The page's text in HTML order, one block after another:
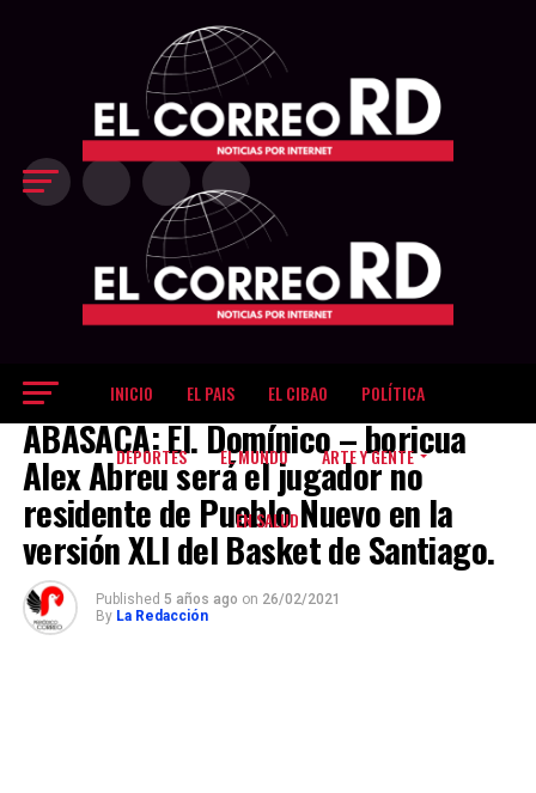
INICIO EL PAIS EL CIBAO POLÍTICA
DEPORTES EL MUNDO ARTE Y GENTE
EN SALUD
DEPORTES
ABASACA: El. Domínico – boricua
Alex Abreu será el jugador no
residente de Pueblo Nuevo en la
versión XLI del Basket de Santiago.
Published 5 años ago on 26/02/2021
By La Redacción
Exit mobile version